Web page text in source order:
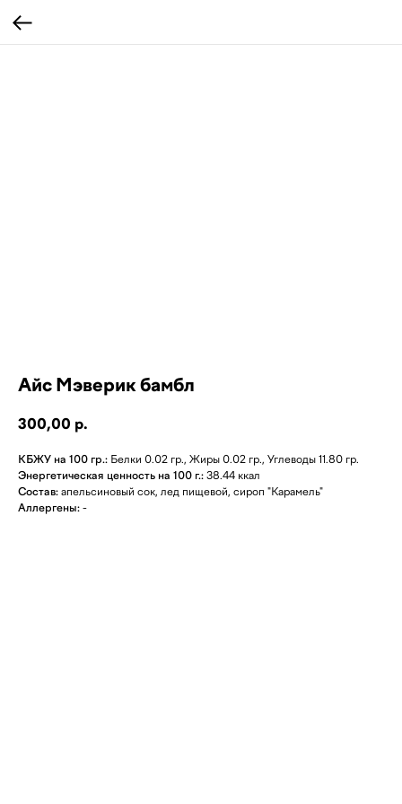
Айс Мэверик бамбл
300,00 р.
КБЖУ на 100 гр.: Белки 0.02 гр., Жиры 0.02 гр., Углеводы 11.80 гр.
Энергетическая ценность на 100 г.: 38.44 ккал
Состав: апельсиновый сок, лед пищевой, сироп "Карамель"
Аллергены: -